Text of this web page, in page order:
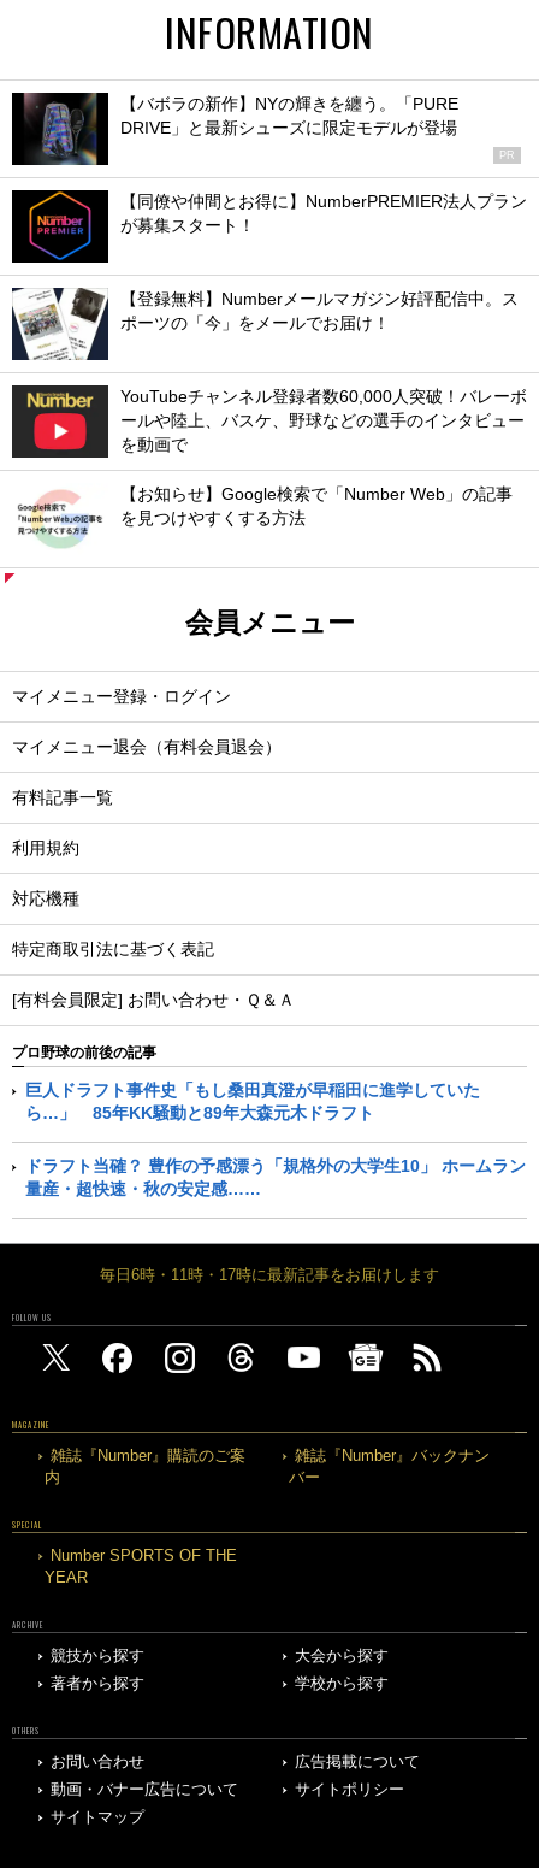
INFORMATION
【バボラの新作】NYの輝きを纏う。「PURE
DRIVE」と最新シューズに限定モデルが登場
PR
【同僚や仲間とお得に】NumberPREMIER法人プラン
が募集スタート！
【登録無料】Numberメールマガジン好評配信中。ス
ポーツの「今」をメールでお届け！
YouTubeチャンネル登録者数60,000人突破！バレーボ
ールや陸上、バスケ、野球などの選手のインタビュー
を動画で
【お知らせ】Google検索で「Number Web」の記事
を見つけやすくする方法
会員メニュー
マイメニュー登録・ログイン
マイメニュー退会（有料会員退会）
有料記事一覧
利用規約
対応機種
特定商取引法に基づく表記
[有料会員限定] お問い合わせ・Ｑ＆Ａ
プロ野球の前後の記事
巨人ドラフト事件史「もし桑田真澄が早稲田に進学していた
ら…」 85年KK騒動と89年大森元木ドラフト
ドラフト当確？ 豊作の予感漂う「規格外の大学生10」 ホームラン
量産・超快速・秋の安定感……
毎日6時・11時・17時に最新記事をお届けします
FOLLOW US
MAGAZINE
雑誌『Number』購読のご案
内
雑誌『Number』バックナン
バー
SPECIAL
Number SPORTS OF THE
YEAR
ARCHIVE
競技から探す
大会から探す
著者から探す
学校から探す
OTHERS
お問い合わせ
広告掲載について
動画・バナー広告について
サイトポリシー
サイトマップ